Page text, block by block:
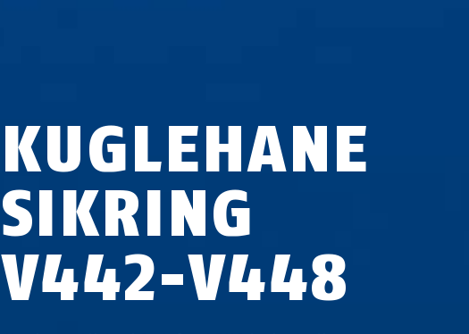
KUGLEHANE
SIKRING
V442-V448